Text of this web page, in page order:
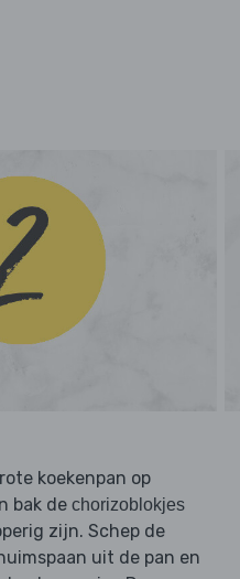
koekenpan op
bak de chorizoblokjes
zijn. Schep de
uit de pan en